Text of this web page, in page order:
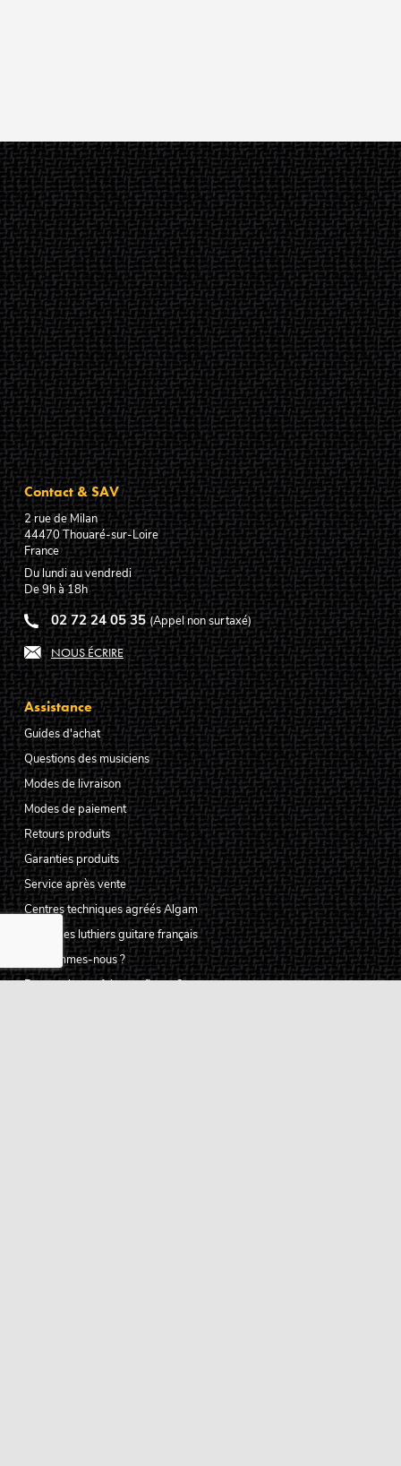
Contact & SAV
2 rue de Milan
44470Thouaré-sur-Loire
France
Du lundi au vendredi
De 9h à 18h
02 72 24 05 35 (Appel non surtaxé)
NOUS ÉCRIRE
Assistance
Guides d'achat
Questions des musiciens
Modes de livraison
Modes de paiement
Retours produits
Garanties produits
Service après vente
Centres techniques agréés Algam
Carte des luthiers guitare français
Qui sommes-nous ?
Pourquoi nous faire confiance ?